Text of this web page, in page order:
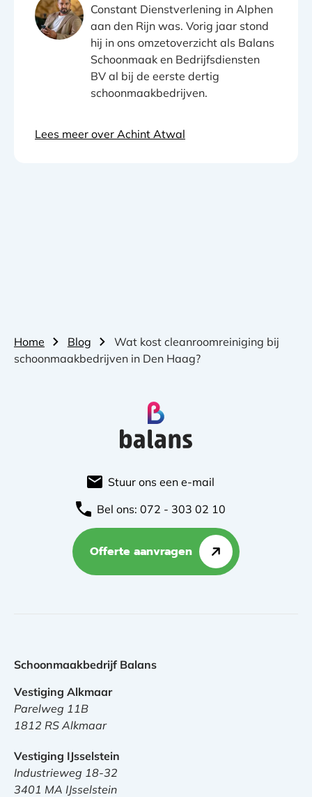
Constant Dienstverlening in Alphen
aan den Rijn was. Vorig jaar stond
hij in ons omzetoverzicht als Balans
Schoonmaak en Bedrijfsdiensten
BV al bij de eerste dertig
schoonmaakbedrijven.
Lees meer over Achint Atwal
Home Blog
Wat kost cleanroomreiniging bij
schoonmaakbedrijven in Den Haag?
Stuur ons een e-mail
Bel ons: 072 - 303 02 10
Offerte aanvragen
Schoonmaakbedrijf Balans
Vestiging Alkmaar
Parelweg 11B
1812 RS Alkmaar
Vestiging IJsselstein
Industrieweg 18-32
3401 MA IJsselstein